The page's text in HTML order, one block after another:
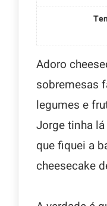
Adoro
sobremesas
legumes e
Jorge tinha
que fiquei a
cheesecake